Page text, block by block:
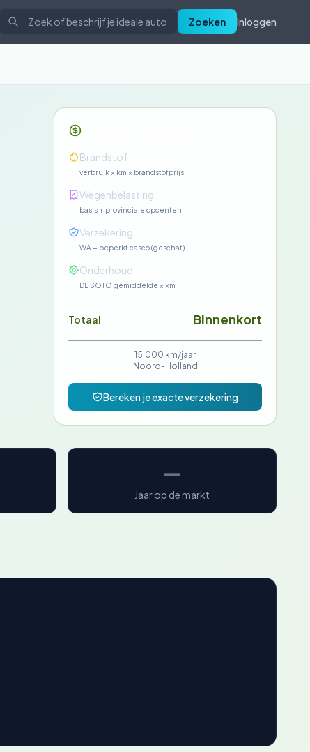
Zoeken Inloggen
Brandstof
verbruik × km × brandstofprijs
Wegenbelasting
basis + provinciale opcenten
Verzekering
WA + beperkt casco (geschat)
Onderhoud
DE SOTO gemiddelde × km
Totaal Binnenkort
15.000 km/jaar
Noord-Holland
Bereken je exacte verzekering
—
Jaar op de markt